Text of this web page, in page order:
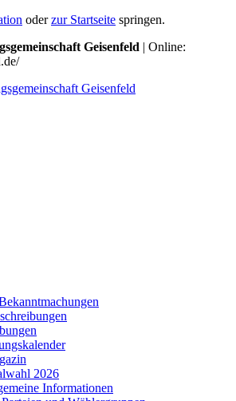
oderzur Startseite springen.
Geisenfeld | Online:
2026
Informationen